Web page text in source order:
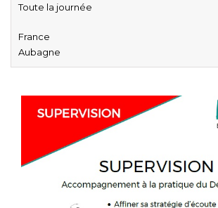
Toute la journée
France
Aubagne